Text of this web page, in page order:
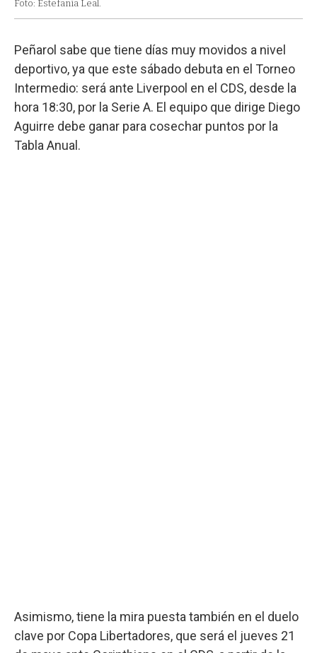
Foto: Estefanía Leal.
Peñarol sabe que tiene días muy movidos a nivel
deportivo, ya que este sábado debuta en el Torneo
Intermedio: será ante Liverpool en el CDS, desde la
hora 18:30, por la Serie A. El equipo que dirige Diego
Aguirre debe ganar para cosechar puntos por la
Tabla Anual.
Asimismo, tiene la mira puesta también en el duelo
clave por Copa Libertadores, que será el jueves 21